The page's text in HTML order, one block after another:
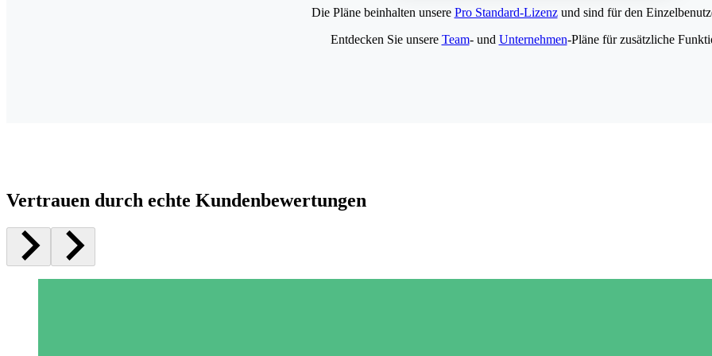
Die Pläne beinhalten unsere Pro Standard-Lizenzund sind für den
Entdecken Sie unsere Team- und Unternehmen-Pläne für zusätzliche
Vertrauen durch echte Kundenbewertungen